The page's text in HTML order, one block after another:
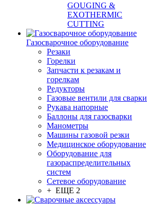
GOUGING &
EXOTHERMIC
CUTTING
Газосварочное оборудование
Резаки
Горелки
Запчасти к резакам и
горелкам
Редукторы
Газовые вентили для сварки
Рукава напорные
Баллоны для газосварки
Манометры
Машины газовой резки
Медицинское оборудование
Оборудование для
газораспределительных
систем
Сетевое оборудование
+ ЕЩЕ 2